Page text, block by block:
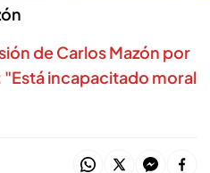
de Carlos Mazón por
"Está incapacitado moral